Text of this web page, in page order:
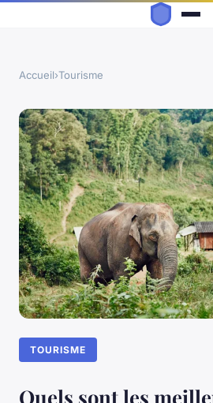
Accueil›Tourisme
TOURISME
Quels sont les